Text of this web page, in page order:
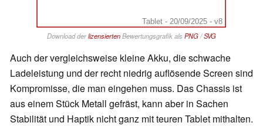
Tablet - 20/09/2025 - v8
Download derlizensiertenBewertungsgrafik als PNG/SVG
Auch der vergleichsweise kleine Akku, die schwache
Ladeleistung und der recht niedrig auflösende Screen sind
Kompromisse, die man eingehen muss. Das Chassis ist
aus einem Stück Metall gefräst, kann aber in Sachen
Stabilität und Haptik nicht ganz mit teuren Tablet mithalten.